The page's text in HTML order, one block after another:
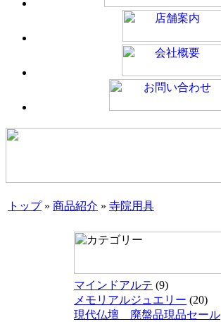
トップ» 商品紹介 » 寺院用具
マインドアルテ (9)
メモリアルジュエリー (20)
現代仏壇 廃盤品現品セール